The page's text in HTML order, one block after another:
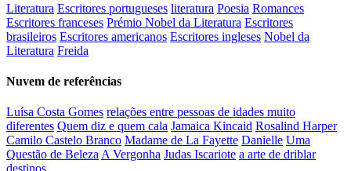
Literatura Escritores portugueses literatura Poesia Romances
Escritores franceses Prémio Nobel da Literatura Escritores
brasileiros Escritores americanos Escritores ingleses Nobel da
Literatura Freida
Nuvem de referências
Luísa Costa Gomes relações entre pessoas de idades muito
diferentes Quem diz e quem cala Jamaica Kincaid Rosalind Harper
Camilo Castelo Branco Madame de La Fayette Danielle Uma
Questão de Beleza A Vergonha Judas Iscariote a arte de driblar